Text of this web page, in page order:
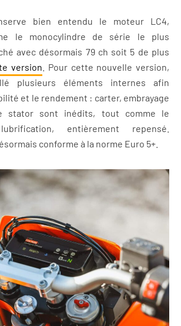
bien entendu le moteur LC4,
le monocylindre de série le plus
avec désormais 79 ch soit 5 de plus
version . Pour cette nouvelle version,
plusieurs éléments internes afin
et le rendement : carter, embrayage
stator sont inédits, tout comme le
entièrement repensé.
conforme à la norme Euro 5+.